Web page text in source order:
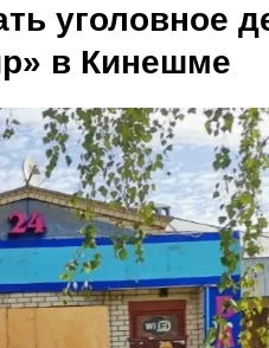
уголовное
в Кинешме